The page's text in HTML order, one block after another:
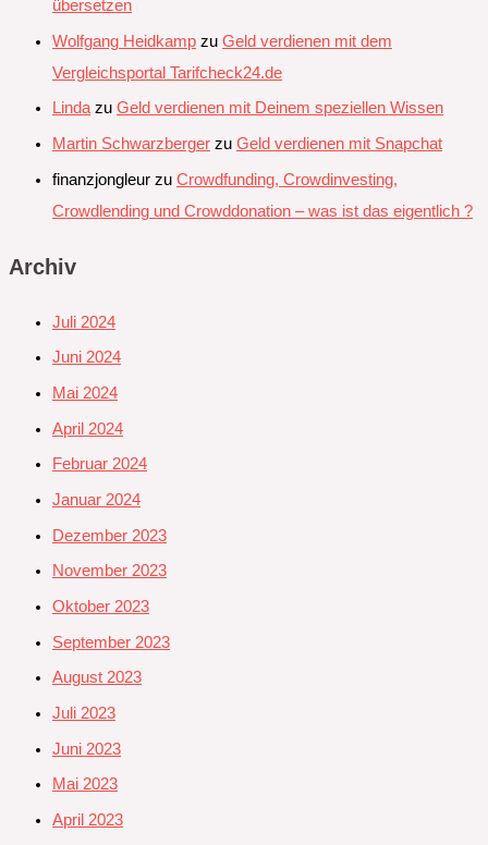
übersetzen
Wolfgang Heidkamp zu Geld verdienen mit dem
Vergleichsportal Tarifcheck24.de
Lindazu Geld verdienen mit Deinem speziellen Wissen
Martin Schwarzberger zu Geld verdienen mit Snapchat‭
finanzjongleur zu Crowdfunding, Crowdinvesting,
Crowdlending und Crowddonation – was ist das eigentlich ?
Archiv
Juli 2024
Juni 2024
Mai 2024
April 2024
Februar 2024
Januar 2024
Dezember 2023
November 2023
Oktober 2023
September 2023
August 2023
Juli 2023
Juni 2023
Mai 2023
April 2023